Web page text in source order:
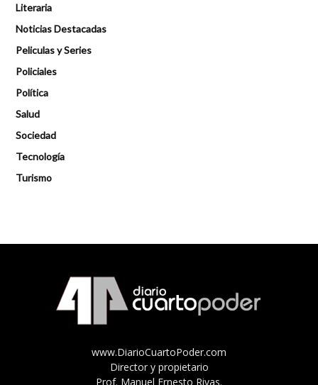
Literaria
Noticias Destacadas
Peliculas y Series
Policiales
Política
Salud
Sociedad
Tecnología
Turismo
www.DiarioCuartoPoder.com
Director y propietario
Prof. Manuel Ernesto Rivas.